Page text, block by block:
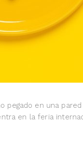
pegado en una
en la feria